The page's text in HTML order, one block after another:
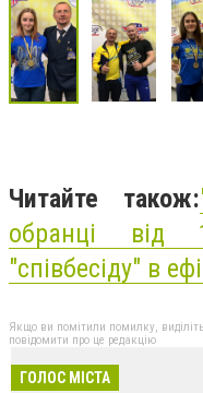
Читайте також:
обранці від
"співбесіду" в
Якщо ви помітили помилку,
повідомити про це редакцію
ГОЛОС МІСТА